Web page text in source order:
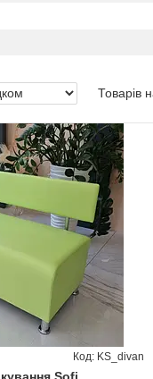
Sofi
KS_divan